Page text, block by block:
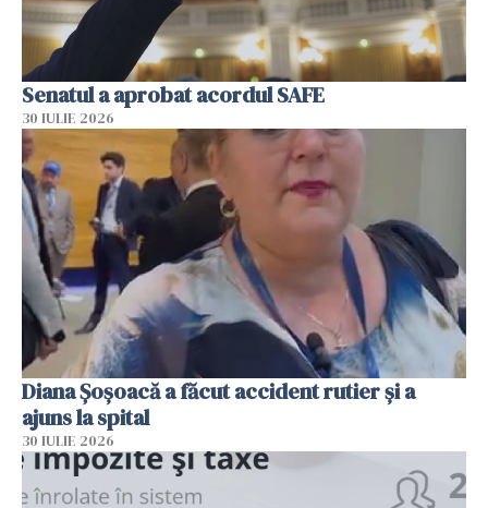
Senatul a aprobat acordul SAFE
30 IULIE 2026
Diana Șoșoacă a făcut accident rutier și a
ajuns la spital
30 IULIE 2026